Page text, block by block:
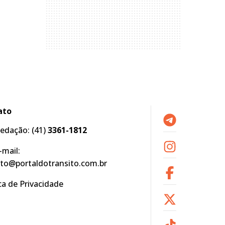
(41)3361-1812
mail:
de Privacidade